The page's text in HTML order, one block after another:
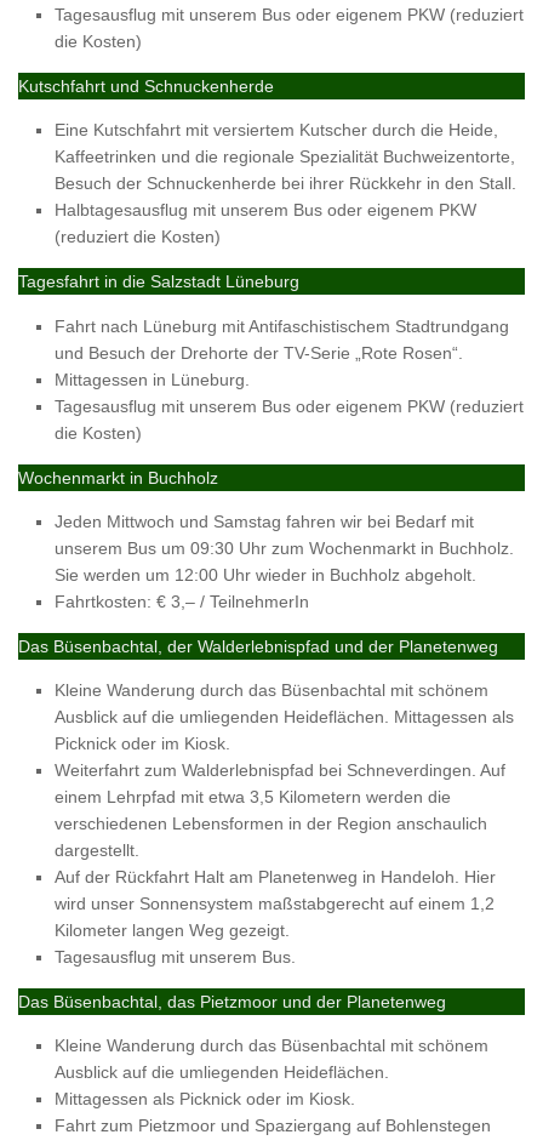
Tagesausflug mit unserem Bus oder eigenem PKW (reduziert
die Kosten)
Kutschfahrt und Schnuckenherde
Eine Kutschfahrt mit versiertem Kutscher durch die Heide,
Kaffeetrinken und die regionale Spezialität Buchweizentorte,
Besuch der Schnuckenherde bei ihrer Rückkehr in den Stall.
Halbtagesausflug mit unserem Bus oder eigenem PKW
(reduziert die Kosten)
Tagesfahrt in die Salzstadt Lüneburg
Fahrt nach Lüneburg mit Antifaschistischem Stadtrundgang
und Besuch der Drehorte der TV-Serie „Rote Rosen“.
Mittagessen in Lüneburg.
Tagesausflug mit unserem Bus oder eigenem PKW (reduziert
die Kosten)
Wochenmarkt in Buchholz
Jeden Mittwoch und Samstag fahren wir bei Bedarf mit
unserem Bus um 09:30 Uhr zum Wochenmarkt in Buchholz.
Sie werden um 12:00 Uhr wieder in Buchholz abgeholt.
Fahrtkosten: € 3,– / TeilnehmerIn
Das Büsenbachtal, der Walderlebnispfad und der Planetenweg
Kleine Wanderung durch das Büsenbachtal mit schönem
Ausblick auf die umliegenden Heideflächen. Mittagessen als
Picknick oder im Kiosk.
Weiterfahrt zum Walderlebnispfad bei Schneverdingen. Auf
einem Lehrpfad mit etwa 3,5 Kilometern werden die
verschiedenen Lebensformen in der Region anschaulich
dargestellt.
Auf der Rückfahrt Halt am Planetenweg in Handeloh. Hier
wird unser Sonnensystem maßstabgerecht auf einem 1,2
Kilometer langen Weg gezeigt.
Tagesausflug mit unserem Bus.
Das Büsenbachtal, das Pietzmoor und der Planetenweg
Kleine Wanderung durch das Büsenbachtal mit schönem
Ausblick auf die umliegenden Heideflächen.
Mittagessen als Picknick oder im Kiosk.
Fahrt zum Pietzmoor und Spaziergang auf Bohlenstegen